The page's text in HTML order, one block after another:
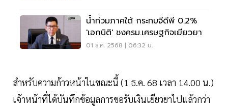
น้ำท่วมภาคใต้ กระทบจีดีพี 0.2%
'เอกนิติ' ชงครม.เศรษฐกิจเยียวยา
01 ธ.ค. 2568 | 06:32 น.
สำหรับความก้าวหน้าในขณะนี้ (1 ธ.ค. 68 เวลา 14.00 น.)
เจ้าหน้าที่ได้บันทึกข้อมูลการขอรับเงินเยียวยาไปแล้วกว่า